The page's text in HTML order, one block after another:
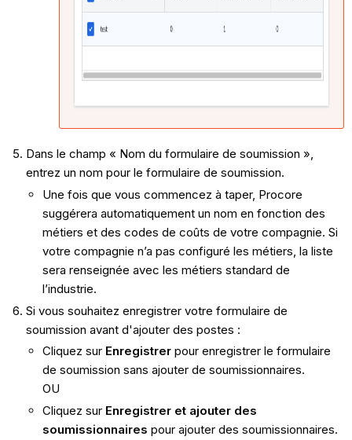
Dans le champ « Nom du formulaire de soumission »,
entrez un nom pour le formulaire de soumission.
Une fois que vous commencez à taper, Procore
suggérera automatiquement un nom en fonction des
métiers et des codes de coûts de votre compagnie. Si
votre compagnie n’a pas configuré les métiers, la liste
sera renseignée avec les métiers standard de
l’industrie.
Si vous souhaitez enregistrer votre formulaire de
soumission avant d'ajouter des postes :
Cliquez sur Enregistrerpour enregistrer le formulaire
de soumission sans ajouter de soumissionnaires.
OU
Cliquez sur Enregistrer et ajouter des
soumissionnaires pour ajouter des soumissionnaires.